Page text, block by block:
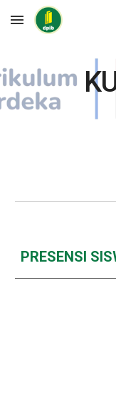
Skip to main content
PRESENSI